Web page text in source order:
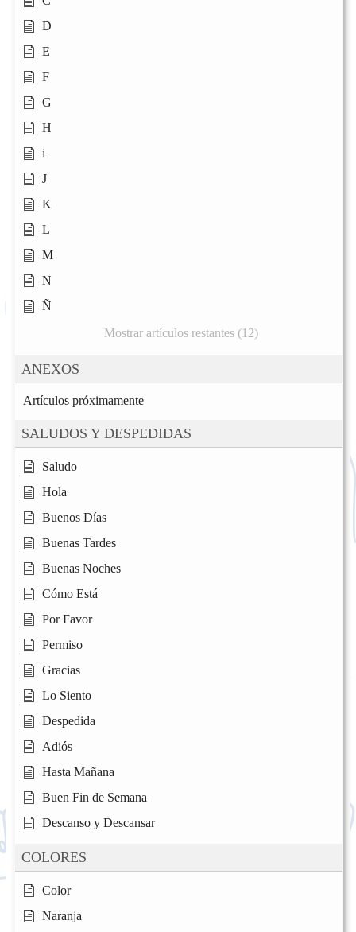
D
E
F
G
H
i
J
K
L
M
N
Ñ
Mostrar artículos restantes (12)
ANEXOS
Artículos próximamente
SALUDOS Y DESPEDIDAS
Saludo
Hola
Buenos Días
Buenas Tardes
Buenas Noches
Cómo Está
Por Favor
Permiso
Gracias
Lo Siento
Despedida
Adiós
Hasta Mañana
Buen Fin de Semana
Descanso y Descansar
COLORES
Color
Naranja